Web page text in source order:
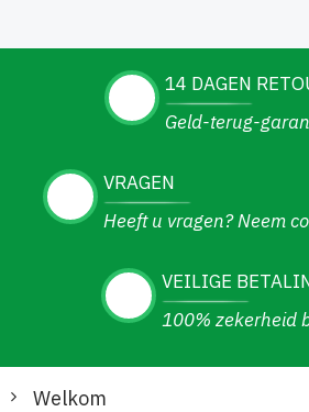
14 DAGEN
Geld-terug-
VRAGEN
Heeft u vragen? Neem
VEILIGE
100% zekerheid
Welkom